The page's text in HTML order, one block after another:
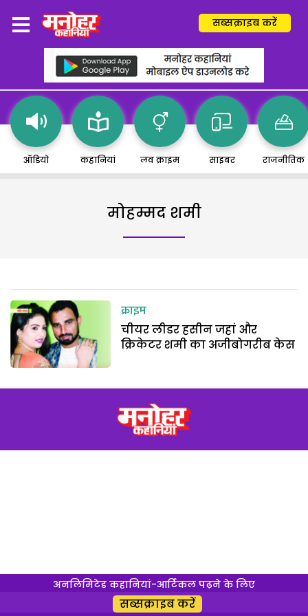
सब्सक्राइब करें
ऑडियो कहानियां लव क्राइम साइबर राजनीतिक
मोहम्मद शमी
क्राइम
चीयर लीडर हसीन जहां और
क्रिकेटर शमी का अजीबोगरीब केस
अनलिमिटेड कहानियां-आर्टिकल पढ़ने के लिए
सब्सक्राइब करें